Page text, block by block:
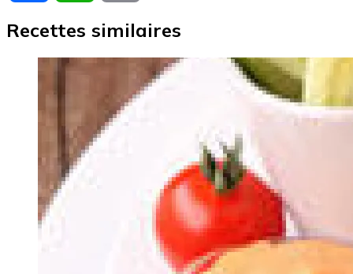
Recettes similaires
Image